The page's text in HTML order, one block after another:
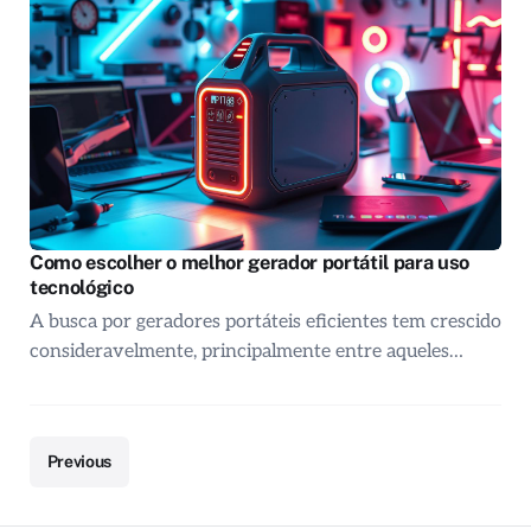
Como escolher o melhor gerador portátil para uso
tecnológico
A busca por geradores portáteis eficientes tem crescido
consideravelmente, principalmente entre aqueles…
Previous